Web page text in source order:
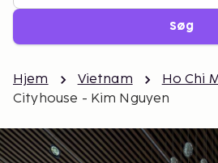
Søg
Hjem Vietnam
Ho Chi
Cityhouse - Kim Nguyen